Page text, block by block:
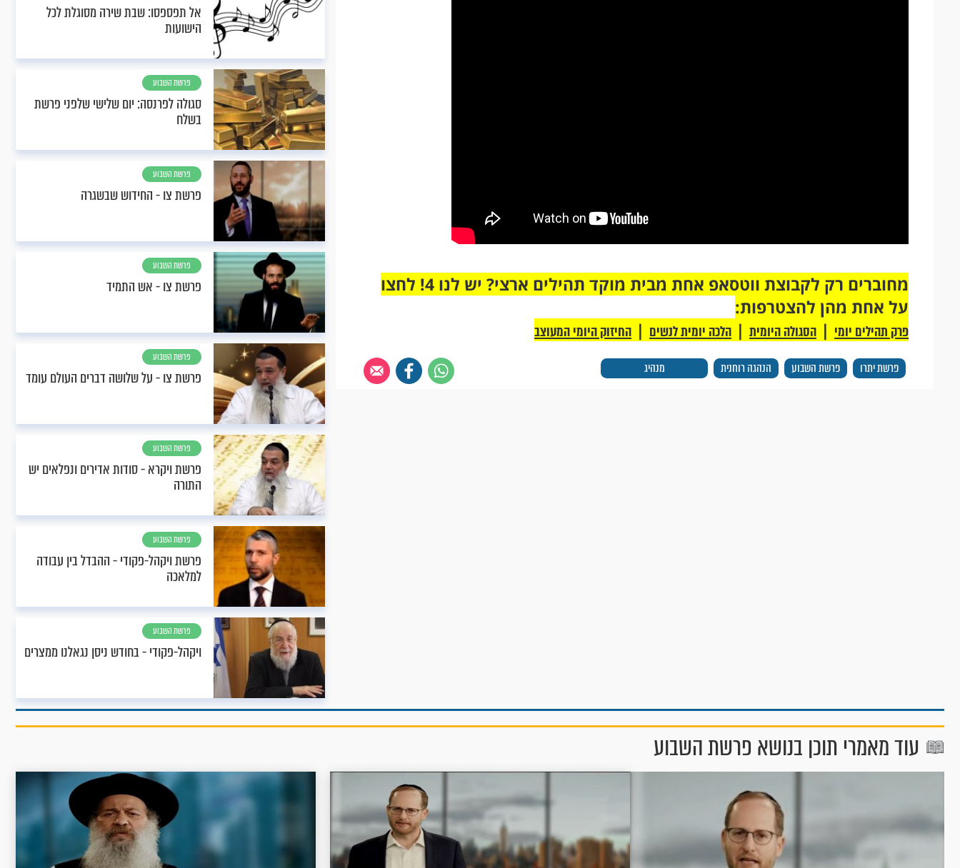
פרשת יתרו פרשת השבוע הנהגה רוחנית מנהיג
מחוברים רק לקבוצת ווטסאפ אחת מבית מוקד תהילים ארצי? יש לנו 4! לחצו
על אחת מהן להצטרפות:
פרק תהילים יומי | הסגולה היומית | הלכה יומית לנשים | החיזוק היומי המעוצב
אל תפספסו: שבת שירה מסוגלת לכל
הישועות
פרשת השבוע
סגולה לפרנסה: יום שלישי שלפני פרשת
בשלח
פרשת השבוע
פרשת צו - החידוש שבשגרה
פרשת השבוע
פרשת צו - אש התמיד
פרשת השבוע
פרשת צו - על שלושה דברים העולם עומד
פרשת השבוע
פרשת ויקרא - סודות אדירים ונפלאים יש
התורה
פרשת השבוע
פרשת ויקהל-פקודי - ההבדל בין עבודה
למלאכה
פרשת השבוע
ויקהל-פקודי - בחודש ניסן נגאלנו ממצרים
עוד מאמרי תוכן בנושא פרשת השבוע